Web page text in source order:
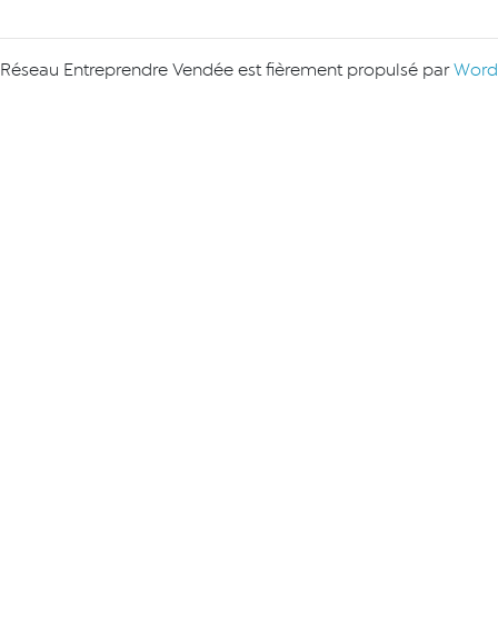
Réseau Entreprendre Vendée est fièrement propulsé par